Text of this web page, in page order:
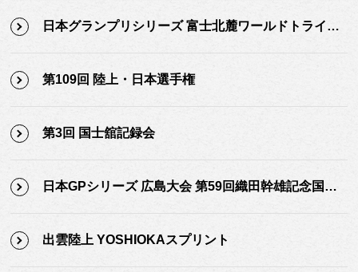
日本グランプリシリーズ 富士北麓ワールドトライアル
第109回 陸上・日本選手権
第3回 国士舘記録会
日本GPシリーズ 広島大会 第59回織田幹雄記念国際陸上競技大会
出雲陸上 YOSHIOKAスプリント